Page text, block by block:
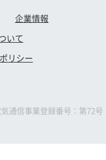
企業情報
いて
リシー
通信事業登録番号：第72号